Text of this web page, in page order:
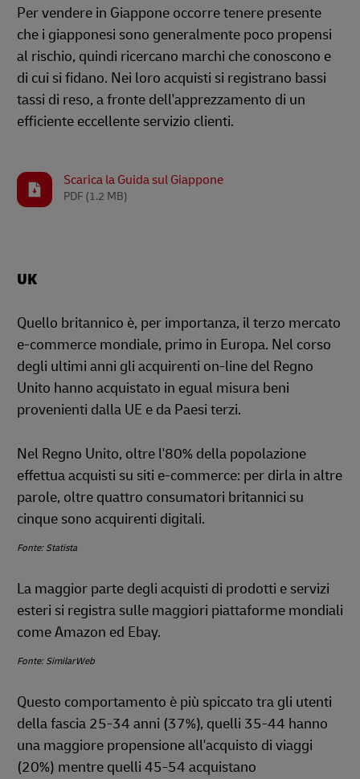
Per vendere in Giappone occorre tenere presente
che i giapponesi sono generalmente poco propensi
al rischio, quindi ricercano marchi che conoscono e
di cui si fidano. Nei loro acquisti si registrano bassi
tassi di reso, a fronte dell'apprezzamento di un
efficiente eccellente servizio clienti.
Scarica la Guida sul Giappone
PDF (1.2 MB)
UK
Quello britannico è, per importanza, il terzo mercato
e-commerce mondiale, primo in Europa. Nel corso
degli ultimi anni gli acquirenti on-line del Regno
Unito hanno acquistato in egual misura beni
provenienti dalla UE e da Paesi terzi.
Nel Regno Unito, oltre l'80% della popolazione
effettua acquisti su siti e-commerce: per dirla in altre
parole, oltre quattro consumatori britannici su
cinque sono acquirenti digitali.
Fonte: Statista
La maggior parte degli acquisti di prodotti e servizi
esteri si registra sulle maggiori piattaforme mondiali
come Amazon ed Ebay.
Fonte: SimilarWeb
Questo comportamento è più spiccato tra gli utenti
della fascia 25-34 anni (37%), quelli 35-44 hanno
una maggiore propensione all'acquisto di viaggi
(20%) mentre quelli 45-54 acquistano